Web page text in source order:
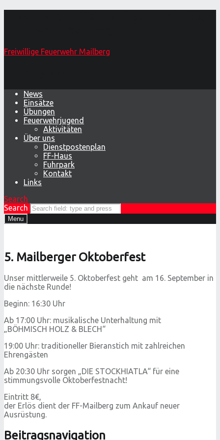
Freiwillige Feuerwehr Mailberg
News
Einsätze
Übungen
Feuerwehrjugend
Aktivitäten
Über uns
Dienstpostenplan
FF-Haus
Fuhrpark
Kontakt
Links
Search
Search
Menu
5. Mailberger Oktoberfest
Unser mittlerweile 5. Oktoberfest geht am 16. September in
die nächste Runde!
Beginn: 16:30 Uhr
Ab 17:00 Uhr: musikalische Unterhaltung mit
„BÖHMISCH HOLZ & BLECH“
19:00 Uhr: traditioneller Bieranstich mit zahlreichen
Ehrengästen
Ab 20:30 Uhr sorgen „DIE STOCKHIATLA“ für eine
stimmungsvolle Oktoberfestnacht!
Eintritt 8€,
der Erlös dient der FF-Mailberg zum Ankauf neuer
Ausrüstung.
Beitragsnavigation